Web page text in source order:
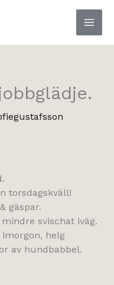
torsdagskväll!
gäspar.
svischat iväg.
helg
av hundbabbel.